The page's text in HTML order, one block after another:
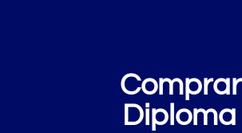
Comprar
Diploma